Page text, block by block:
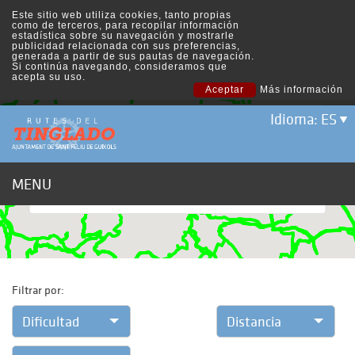
Idioma: ES
MENU
This page can't load Google Maps correctly.
Filtrar por:
Dificultad Distancia
Este sitio web utiliza cookies, tanto propias
como de terceros, para recopilar información
estadística sobre su navegación y mostrarle
publicidad relacionada con sus preferencias,
generada a partir de sus pautas de navegación.
Si continúa navegando, consideramos que
acepta su uso.
Aceptar
Más información